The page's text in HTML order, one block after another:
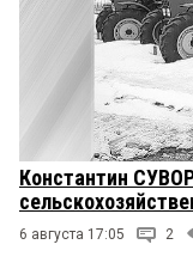
Константин
6 августа 17:05 2